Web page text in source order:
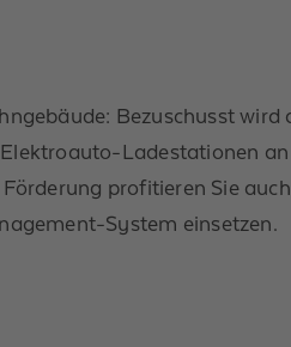
Bezuschusst wird
Ladestationen
profitieren Sie
System einsetzen.